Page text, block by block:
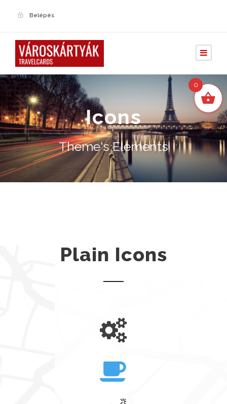
Belépés
Icons
Theme's Elements
Plain Icons
0